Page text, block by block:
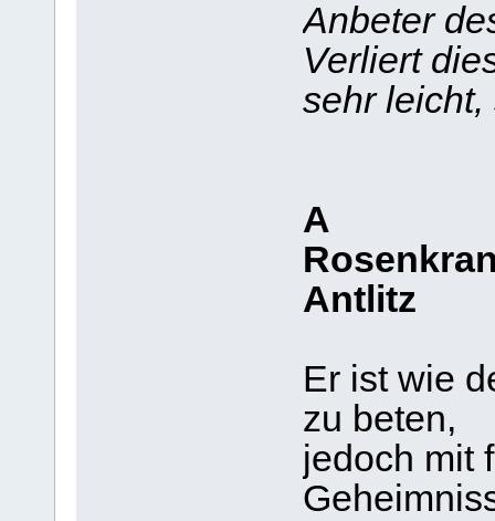
Anbeter
Verliert
sehr
A
Antlitz
Er ist wie
zu beten,
jedoch mit